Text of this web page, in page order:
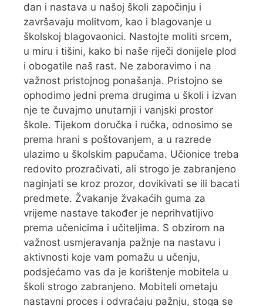
dan i nastava u našoj školi započinju i
završavaju molitvom, kao i blagovanje u
školskoj blagovaonici. Nastojte moliti srcem,
u miru i tišini, kako bi naše riječi donijele plod
i obogatile naš rast. Ne zaboravimo i na
važnost pristojnog ponašanja. Pristojno se
ophodimo jedni prema drugima u školi i izvan
nje te čuvajmo unutarnji i vanjski prostor
škole. Tijekom doručka i ručka, odnosimo se
prema hrani s poštovanjem, a u razrede
ulazimo u školskim papučama. Učionice treba
redovito prozračivati, ali strogo je zabranjeno
naginjati se kroz prozor, dovikivati se ili bacati
predmete. Žvakanje žvakaćih guma za
vrijeme nastave također je neprihvatljivo
prema učenicima i učiteljima. S obzirom na
važnost usmjeravanja pažnje na nastavu i
aktivnosti koje vam pomažu u učenju,
podsjećamo vas da je korištenje mobitela u
školi strogo zabranjeno. Mobiteli ometaju
nastavni proces i odvraćaju pažnju, stoga se